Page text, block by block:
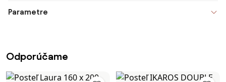
Parametre
Odporúčame